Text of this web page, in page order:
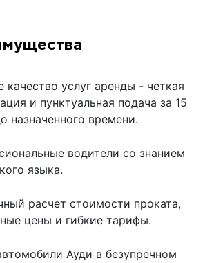
качество услуг аренды - четкая
и пунктуальная подача за 15
назначенного времени.
водители со знанием
языка.
расчет стоимости проката,
цены и гибкие тарифы.
Ауди в безупречном